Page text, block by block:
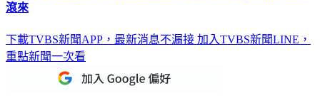
滾來
下載TVBS新聞APP，最新消息不漏接 加入TVBS新聞LINE，
重點新聞一次看